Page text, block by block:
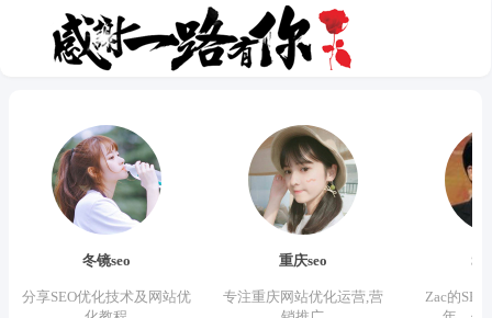
冬镜seo
分享SEO优化技术及网站优
重庆seo
专注重庆网站优化运营,营
Zac的